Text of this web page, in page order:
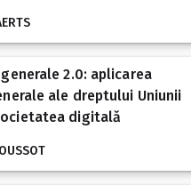
2.0: aplicarea
ale dreptului Uniunii
digitală